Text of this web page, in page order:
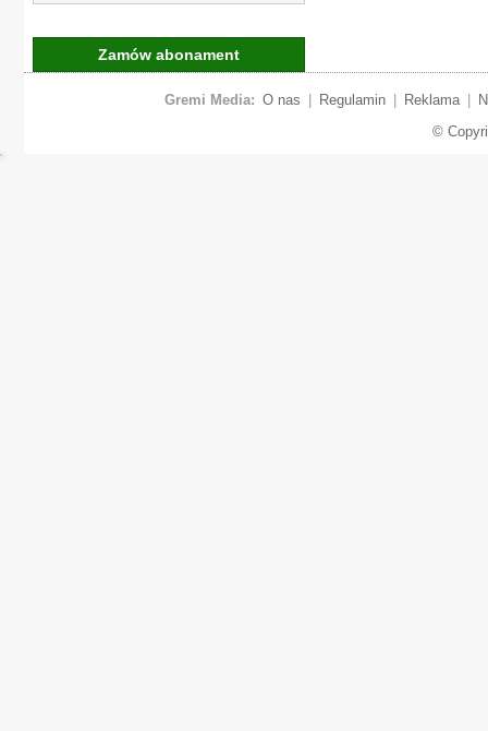
Zamów abonament
Gremi Media: O nas Regulamin Reklama
©